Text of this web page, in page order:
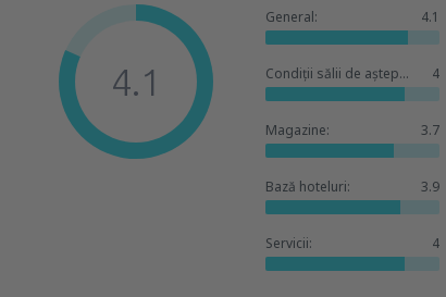
General: 4.1
Condiții sălii de așteptare: 4
Magazine: 3.7
Bază hoteluri: 3.9
Servicii: 4
4.1